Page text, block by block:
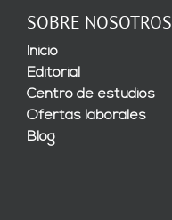
SOBRE NOSOTROS
Inicio
Editorial
Centro de estudios
Ofertas laborales
Blog